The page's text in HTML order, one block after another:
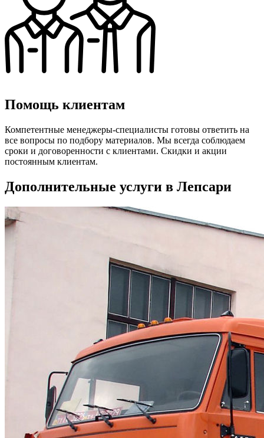
Помощь клиентам
Компетентные менеджеры-специалисты готовы ответить на
все вопросы по подбору материалов. Мы всегда соблюдаем
сроки и договоренности с клиентами. Скидки и акции
постоянным клиентам.
Дополнительные услуги в Лепсари